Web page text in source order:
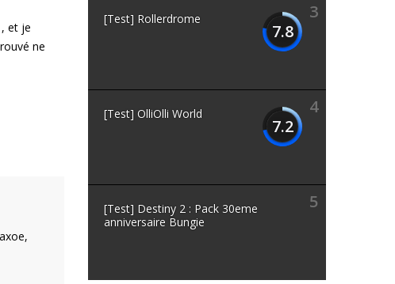
et je
ne
3
7.8
[Test] Rollerdrome
4
7.2
[Test] OlliOlli World
5
[Test] Destiny 2 : Pack 30eme
anniversaire Bungie